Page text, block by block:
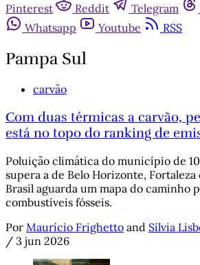
Pinterest
Reddit Telegram
Whatsapp
Youtube RSS
Pampa Sul
carvão
Com duas térmicas a carvão,
está no topo do ranking de
Poluição climática do município de
supera a de Belo Horizonte, Fortaleza
Brasil aguarda um mapa do caminho
combustíveis fósseis.
Por Maurício Frighetto and Sílvia
/ 3 jun 2026